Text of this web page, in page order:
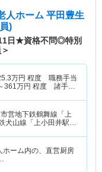
人ホーム 平田豊生
)
日★資格不問◎特別
万円 程度 職務手当
361万円 程度 諸手
営地下鉄鶴舞線「上
犬山線「上小田井駅」
ホーム内の、直営厨房
…